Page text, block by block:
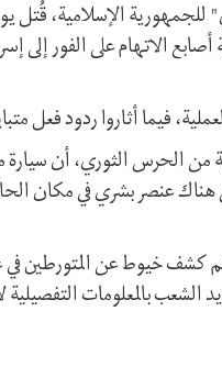
الاتهام على الفور إلى
فيما أثاروا ردود فعل
من الحرس الثوري، أن
هناك عنصر بشري في مكان
"تم كشف خيوط عن
بالمعلومات التفصيلية